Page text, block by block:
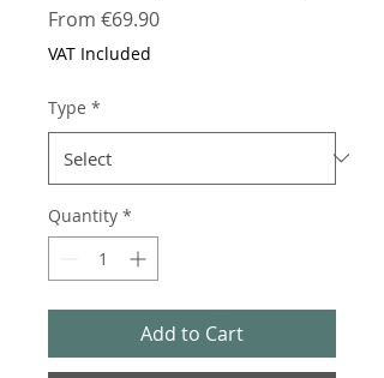
From €69.90Sale
VAT Included
Type *
Quantity *
Add to Cart